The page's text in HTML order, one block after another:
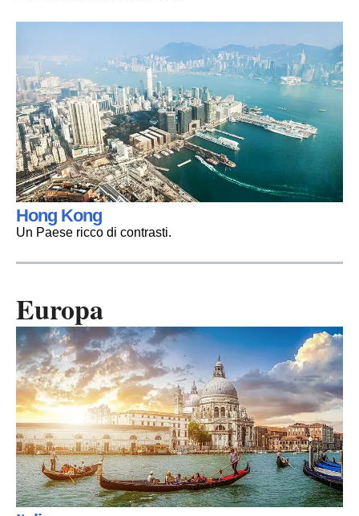
Hong Kong
Un Paese ricco di contrasti.
Europa